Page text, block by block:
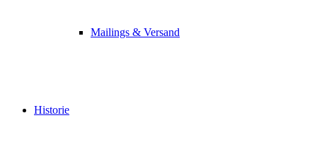
Mailings & Versand
Historie